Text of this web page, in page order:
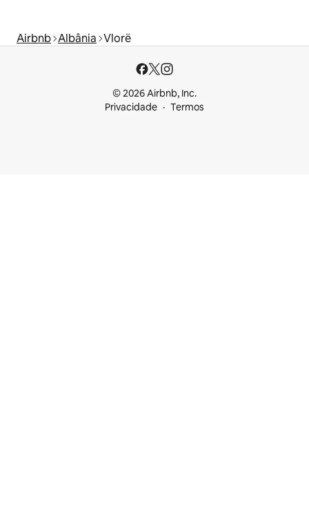
Airbnb Albânia Vlorë
© 2026 Airbnb, Inc.
Privacidade
Termos